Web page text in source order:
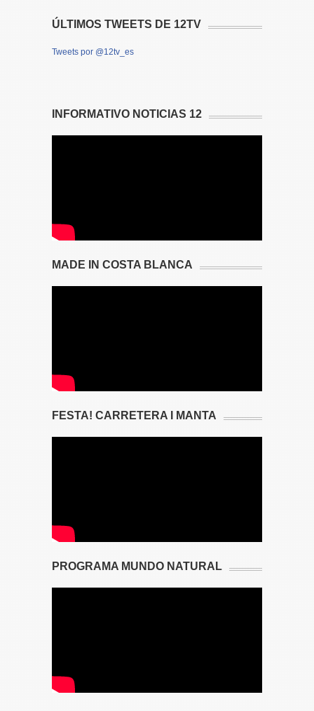
ÚLTIMOS TWEETS DE 12TV
Tweets por @12tv_es
INFORMATIVO NOTICIAS 12
MADE IN COSTA BLANCA
FESTA! CARRETERA I MANTA
PROGRAMA MUNDO NATURAL